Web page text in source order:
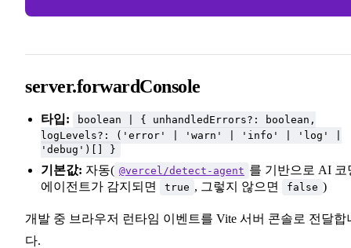
server.forwardConsole
타입:
boolean | { unhandledErrors?: boolean,
logLevels?: ('error' | 'warn' | 'info' | 'log' |
'debug')[] }
기본값: 자동( @vercel/detect-agent 를 기반으로 AI 코
에이전트가 감지되면
true , 그렇지 않으면 false )
개발 중 브라우저 런타임 이벤트를 Vite 서버 콘솔로 전달합
다.